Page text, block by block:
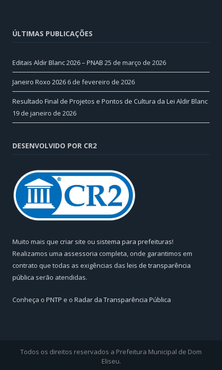
ÚLTIMAS PUBLICAÇÕES
Editais Aldir Blanc 2026 – PNAB 25 de março de 2026
Janeiro Roxo 2026 6 de fevereiro de 2026
Resultado Final de Projetos e Pontos de Cultura da Lei Aldir Blanc
19 de janeiro de 2026
DESENVOLVIDO POR CR2
Muito mais que criar site ou sistema para prefeituras!
Realizamos uma assessoria completa, onde garantimos em
contrato que todas as exigências das leis de transparência
pública serão atendidas.
Conheça o PNTP e o Radar da Transparência Pública
Todos os direitos reservados a Prefeitura Municipal de Dom
Eliseu.